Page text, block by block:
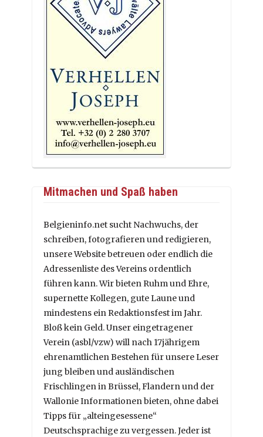
Mitmachen und Spaß haben
Belgieninfo.net sucht Nachwuchs, der
schreiben, fotografieren und redigieren,
unsere Website betreuen oder endlich die
Adressenliste des Vereins ordentlich
führen kann. Wir bieten Ruhm und Ehre,
supernette Kollegen, gute Laune und
mindestens ein Redaktionsfest im Jahr.
Bloß kein Geld. Unser eingetragener
Verein (asbl/vzw) will nach 17jährigem
ehrenamtlichen Bestehen für unsere Leser
jung bleiben und ausländischen
Frischlingen in Brüssel, Flandern und der
Wallonie Informationen bieten, ohne dabei
Tipps für „alteingesessene“
Deutschsprachige zu vergessen. Jeder ist